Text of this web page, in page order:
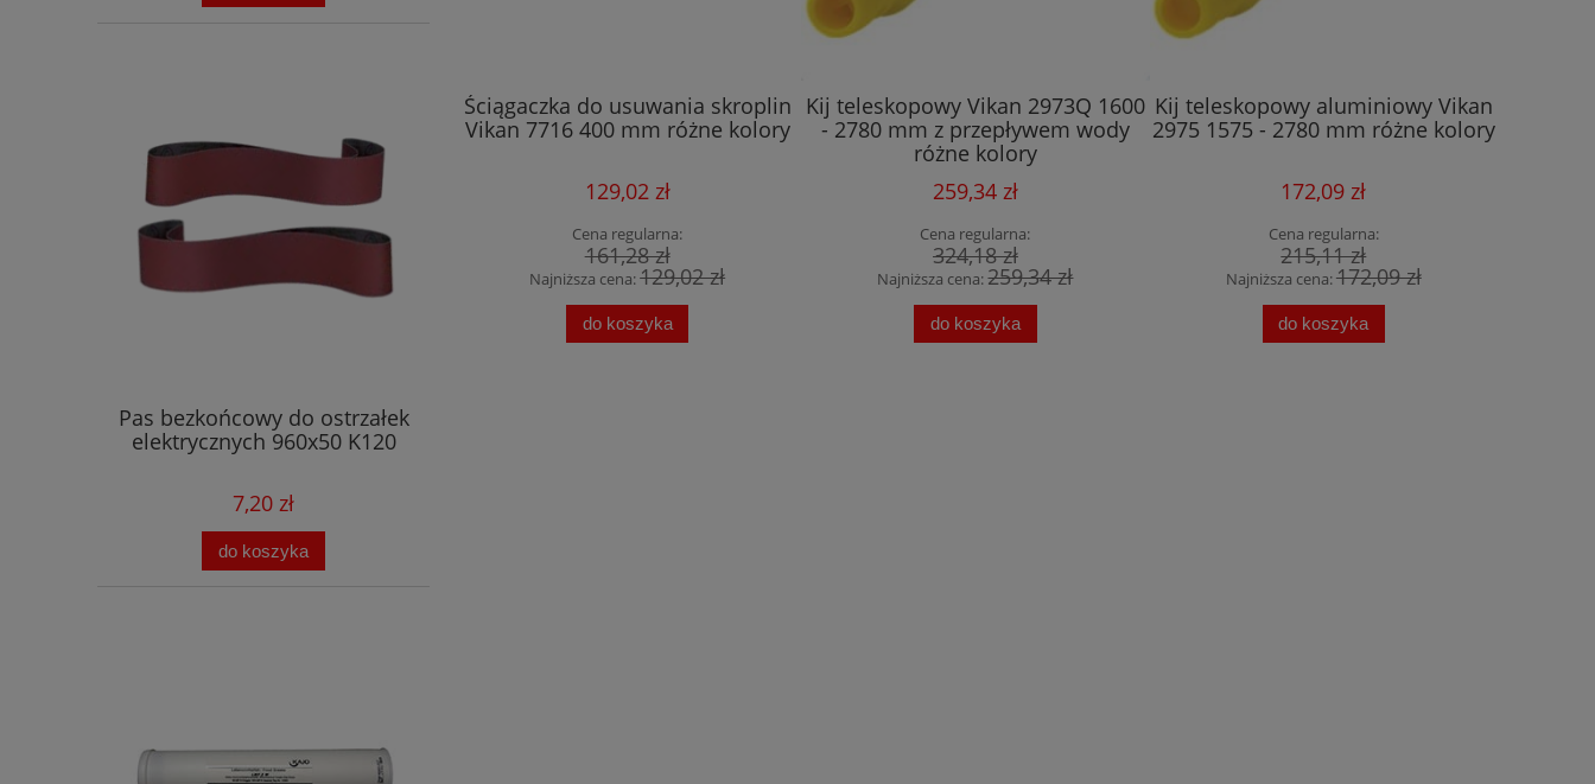
Pas bezkońcowy do ostrzałek
elektrycznych 960x50 K120
7,20 zł
do koszyka
Ściągaczka do usuwania skroplin
Vikan 7716 400 mm różne kolory
129,02 zł
Cena regularna:
161,28 zł
Najniższa cena:129,02 zł
do koszyka
Kij teleskopowy Vikan 2973Q 1600
- 2780 mm z przepływem wody
różne kolory
259,34 zł
Cena regularna:
324,18 zł
Najniższa cena:259,34 zł
do koszyka
Kij teleskopowy aluminiowy Vikan
2975 1575 - 2780 mm różne kolory
172,09 zł
Cena regularna:
215,11 zł
Najniższa cena:172,09 zł
do koszyka